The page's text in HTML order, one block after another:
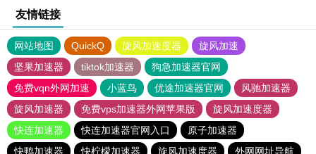
友情链接
网站地图 QuickQ 旋风加速度器
旋风加速
坚果加速器
tiktok加速器
狗急加速器官网
免费vqn外网加速
小蓝鸟 优途加速器官网
风驰加速器
旋风加速器
免费vps加速器外网苹果版
旋风加速度器
快连加速器
快连加速器官网入口
原子加速器
快鸭加速器
快柠檬加速器 旋风加速度器 外网网址导航